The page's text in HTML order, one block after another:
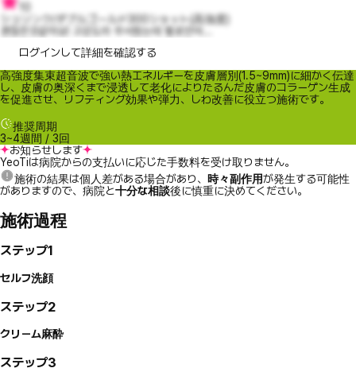
10
シュリンク/ダブルゴールド300ショット(高強度)
괜찮은것같아요! 고강도라 무서웠는데 별로안아...
ログインして詳細を確認する
高強度集束超音波で強い熱エネルギーを皮膚層別(1.5~9mm)に細かく伝達
し、皮膚の奥深くまで浸透して老化によりたるんだ皮膚のコラーゲン生成
を促進させ、リフティング効果や弾力、しわ改善に役立つ施術です。
推奨周期
3~4週間 / 3回
お知らせします
YeoTiは病院からの支払いに応じた手数料を受け取りません。
施術の結果は個人差がある場合があり、 時々副作用が発生する可能性
がありますので、病院と十分な相談後に慎重に決めてください。
施術過程
ステップ1
セルフ洗顔
ステップ2
クリーム麻酔
ステップ3